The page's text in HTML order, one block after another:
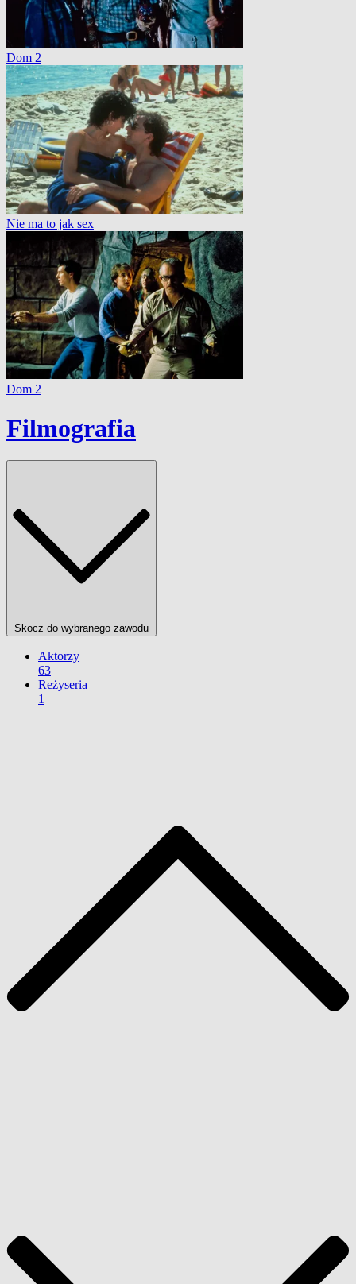
Dom 2
Nie ma to jak sex
Dom 2
Filmografia
Skocz do wybranego zawodu
Aktorzy
63
Reżyseria
1